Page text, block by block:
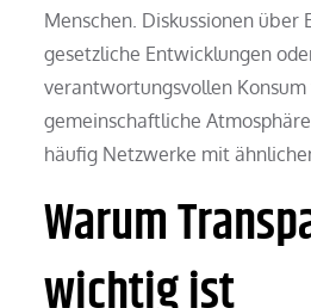
Menschen. Diskussionen über
gesetzliche Entwicklungen
verantwortungsvollen
gemeinschaftliche
häufig Netzwerke mit
Warum